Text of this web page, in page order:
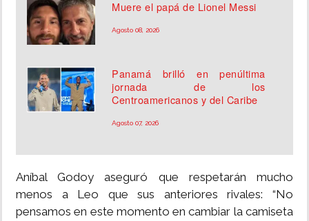
Muere el papá de Lionel Messi
Agosto 08, 2026
Panamá brilló en penúltima
jornada de los
Centroamericanos y del Caribe
Agosto 07, 2026
Aníbal Godoy aseguró que respetarán mucho
menos a Leo que sus anteriores rivales: “No
pensamos en este momento en cambiar la camiseta